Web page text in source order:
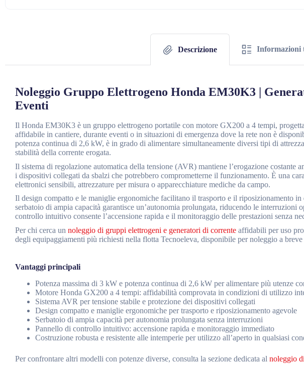
Descrizione Informazioni
Noleggio Gruppo Elettrogeno Honda EM30K3 |
Eventi
Il Honda EM30K3 è un gruppo elettrogeno portatile con motore GX200 a 4 tempi,
affidabile in cantiere, durante eventi o in situazioni di emergenza dove la rete non è
potenza continua di 2,6 kW, è in grado di alimentare simultaneamente diversi tipi di
stabilità della corrente erogata.
Il sistema di regolazione automatica della tensione (AVR) mantiene l’erogazione costante
i dispositivi collegati da sbalzi che potrebbero comprometterne il funzionamento. È una
elettronici sensibili, attrezzature per misura o apparecchiature mediche da campo.
Il design compatto e le maniglie ergonomiche facilitano il trasporto e il riposizionamento
serbatoio di ampia capacità garantisce un’autonomia prolungata, riducendo le interruzioni
controllo intuitivo consente l’accensione rapida e il monitoraggio delle prestazioni senza
Per chi cerca un noleggio di gruppi elettrogeni e generatori di corrente affidabili per uso
degli equipaggiamenti più richiesti nella flotta Tecnoeleva, disponibile per noleggio a
Vantaggi principali
Potenza massima di 3 kW e potenza continua di 2,6 kW per alimentare più utenze
Motore Honda GX200 a 4 tempi: affidabilità comprovata in condizioni di utilizzo
Sistema AVR per tensione stabile e protezione dei dispositivi collegati
Design compatto e maniglie ergonomiche per trasporto e riposizionamento agevole
Serbatoio di ampia capacità per autonomia prolungata senza interruzioni
Pannello di controllo intuitivo: accensione rapida e monitoraggio immediato
Costruzione robusta e resistente alle intemperie per utilizzo all’aperto in qualsiasi
Per confrontare altri modelli con potenze diverse, consulta la sezione dedicata al noleggio